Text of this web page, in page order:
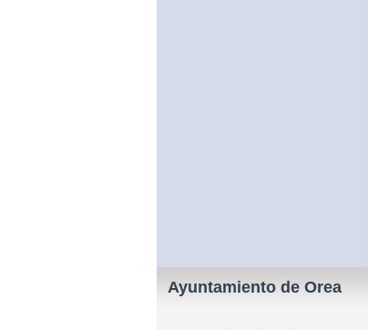
Ayuntamiento de Orea